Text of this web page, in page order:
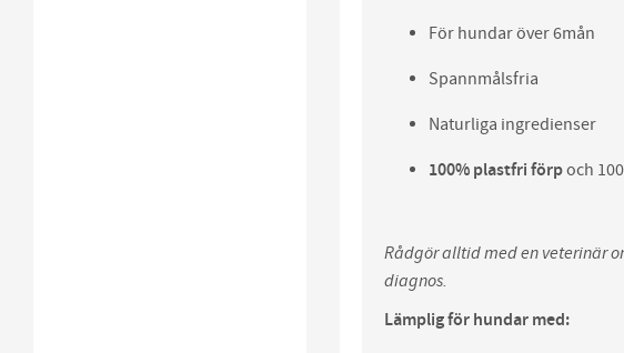
För hundar över 6mån
Spannmålsfria
Naturliga ingredienser
100% plastfri förpoch
Rådgör alltid med en veterinär
diagnos.
Lämplig för hundar med: